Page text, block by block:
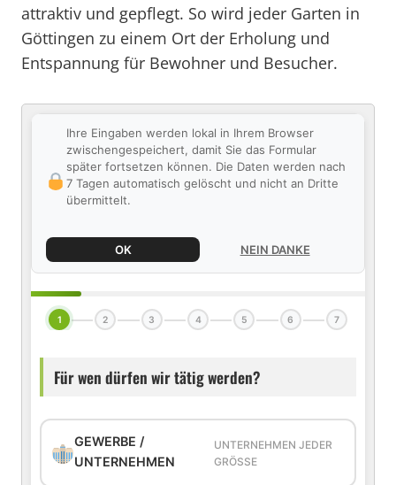
attraktiv und gepflegt. So wird jeder Garten in
Göttingen zu einem Ort der Erholung und
Entspannung für Bewohner und Besucher.
Ihre Eingaben werden lokal in Ihrem Browser
zwischengespeichert, damit Sie das Formular
später fortsetzen können. Die Daten werden nach
7 Tagen automatisch gelöscht und nicht an Dritte
übermittelt.
OK NEIN DANKE
1 2 3 4 5 6 7
Für wen dürfen wir tätig werden?
GEWERBE /
UNTERNEHMEN
UNTERNEHMEN JEDER
GRÖSSE